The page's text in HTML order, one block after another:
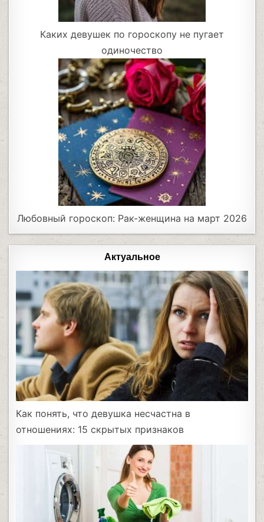
Каких девушек по гороскопу не пугает
одиночество
Любовный гороскоп: Рак-женщина на март 2026
Актуальное
Как понять, что девушка несчастна в
отношениях: 15 скрытых признаков